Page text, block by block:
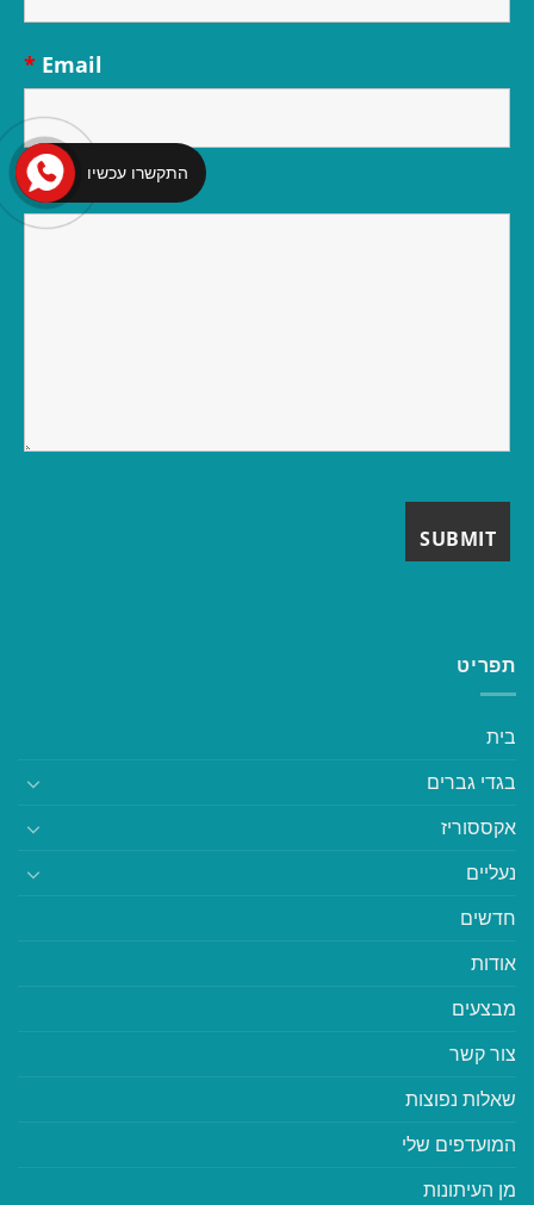
Email
*
Message
*
תפריט
בית
בגדי גברים
אקססוריז
נעליים
חדשים
אודות
מבצעים
צור קשר
שאלות נפוצות
המועדפים שלי
מן העיתונות
התקשרו עכשיו